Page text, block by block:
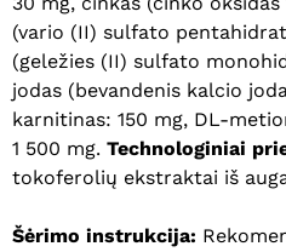
(vario (II) sulfato
(geležies (II) sulfato
jodas (bevandenis kalcio
karnitinas: 150 mg, DL-
1 500 mg. Technologiniai
tokoferolių ekstraktai iš
Šėrimo instrukcija: